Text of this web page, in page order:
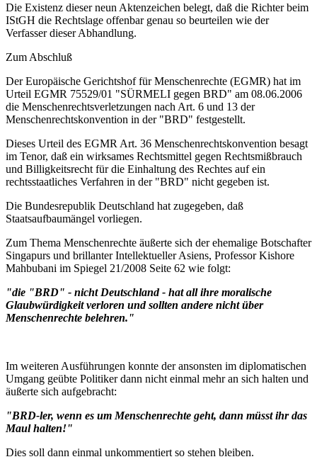
Die Existenz dieser neun Aktenzeichen belegt, daß die Richter beim
IStGH die Rechtslage offenbar genau so beurteilen wie der
Verfasser dieser Abhandlung.
Zum Abschluß
Der Europäische Gerichtshof für Menschenrechte (EGMR) hat im
Urteil EGMR 75529/01 "SÜRMELI gegen BRD" am 08.06.2006
die Menschenrechtsverletzungen nach Art. 6 und 13 der
Menschenrechtskonvention in der "BRD" festgestellt.
Dieses Urteil des EGMR Art. 36 Menschenrechtskonvention besagt
im Tenor, daß ein wirksames Rechtsmittel gegen Rechtsmißbrauch
und Billigkeitsrecht für die Einhaltung des Rechtes auf ein
rechtsstaatliches Verfahren in der "BRD" nicht gegeben ist.
Die Bundesrepublik Deutschland hat zugegeben, daß
Staatsaufbaumängel vorliegen.
Zum Thema Menschenrechte äußerte sich der ehemalige Botschafter
Singapurs und brillanter Intellektueller Asiens, Professor Kishore
Mahbubani im Spiegel 21/2008 Seite 62 wie folgt:
"die "BRD" - nicht Deutschland - hat all ihre moralische
Glaubwürdigkeit verloren und sollten andere nicht über
Menschenrechte belehren."
Im weiteren Ausführungen konnte der ansonsten im diplomatischen
Umgang geübte Politiker dann nicht einmal mehr an sich halten und
äußerte sich aufgebracht:
"BRD-ler, wenn es um Menschenrechte geht, dann müsst ihr das
Maul halten!"
Dies soll dann einmal unkommentiert so stehen bleiben.